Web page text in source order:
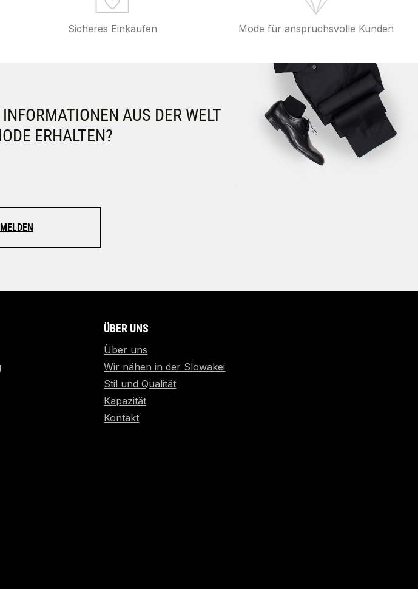
Sicheres Einkaufen Mode für anspruchsvolle Kunden
AUS DER WELT
ERHALTEN?
ÜBER UNS
Über uns
Wir nähen in der Slowakei
Stil und Qualität
Kapazität
Kontakt